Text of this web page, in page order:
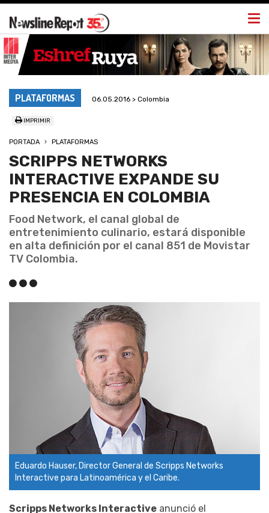
PLATAFORMAS 06.05.2016 > Colombia
IMPRIMIR
PORTADA PLATAFORMAS
SCRIPPS NETWORKS
INTERACTIVE EXPANDE SU
PRESENCIA EN COLOMBIA
Food Network, el canal global de
entretenimiento culinario, estará disponible
en alta definición por el canal 851 de Movistar
TV Colombia.
Eduardo Hauser, Director General de Scripps Networks
Interactive para Latinoamérica y el Caribe.
Scripps Networks Interactive anunció el